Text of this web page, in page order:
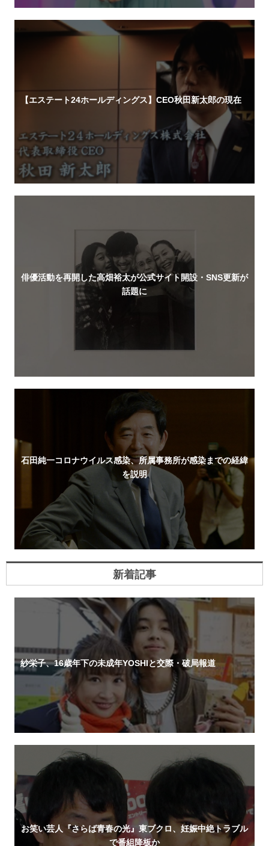
【エステート24ホールディングス】CEO秋田新太郎の現在
俳優活動を再開した高畑裕太が公式サイト開設・SNS更新が
話題に
石田純一コロナウイルス感染、所属事務所が感染までの経緯
を説明
新着記事
紗栄子、16歳年下の未成年YOSHIと交際・破局報道
お笑い芸人『さらば青春の光』東ブクロ、妊娠中絶トラブル
で番組降板か